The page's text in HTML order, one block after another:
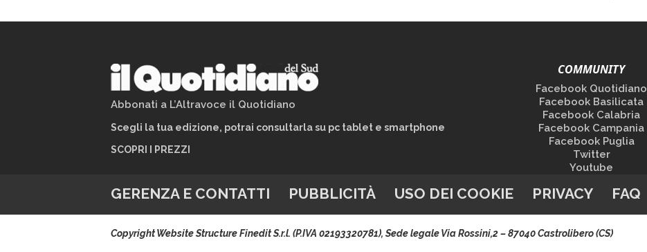
Abbonati a L’Altravoce il Quotidiano
Scegli la tua edizione, potrai consultarla su pc tablet e smartphone
SCOPRI I PREZZI
COMMUNITY
Facebook Quotidiano
Facebook Basilicata
Facebook Calabria
Facebook Campania
Facebook Puglia
Twitter
Youtube
GERENZA E CONTATTI PUBBLICITÀ USO DEI COOKIE PRIVACY FAQ
Copyright Website Structure Finedit S.r.l. (P.IVA 02193320781), Sede legale Via Rossini,2 – 87040 Castrolibero (CS)